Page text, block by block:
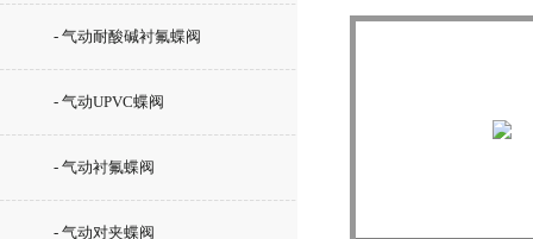
- 气动耐酸碱衬氟蝶阀
- 气动UPVC蝶阀
- 气动衬氟蝶阀
- 气动对夹蝶阀